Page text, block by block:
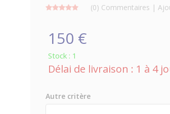
(0) Commentaires |
150 €
Stock : 1
Délai de livraison : 1 à 4
Autre critère